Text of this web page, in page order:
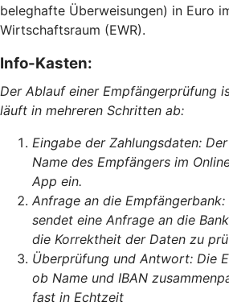
beleghafte Überweisungen) in Euro
Wirtschaftsraum (EWR).
Info-Kasten:
Der Ablauf einer Empfängerprüfung
läuft in mehreren Schritten ab:
Eingabe der Zahlungsdaten:
Name des Empfängers im
App ein.
Anfrage an die
sendet eine Anfrage an die
die Korrektheit der Daten zu
Überprüfung und Antwort: Die
ob Name und IBAN
fast in Echtzeit